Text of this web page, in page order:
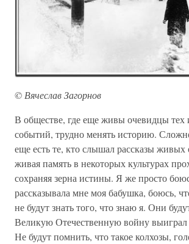
© Вячеслав Загорнов
В обществе, где еще живы очевидцы
событий, трудно менять историю.
еще есть те, кто слышал рассказы живых
живая память в некоторых культурах
сохраняя зерна истины. Я же просто
рассказывала мне моя бабушка, боюсь,
не будут знать того, что знаю я. Они
Великую Отечественную войну
Не будут помнить, что такое колхозы,